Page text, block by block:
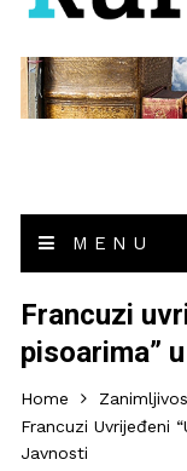
MENU
Francuzi
pisoarima”
Home
Francuzi Uvrijeđeni
Javnosti